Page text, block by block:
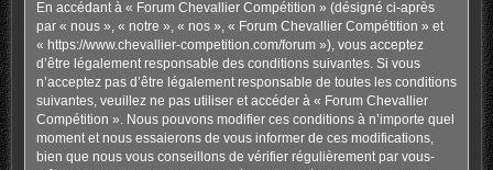
En accédant à « Forum Chevallier Compétition » (désigné ci-après
par « nous », « notre », « nos », « Forum Chevallier Compétition » et
« https://www.chevallier-competition.com/forum »), vous acceptez
d’être légalement responsable des conditions suivantes. Si vous
n’acceptez pas d’être légalement responsable de toutes les conditions
suivantes, veuillez ne pas utiliser et accéder à « Forum Chevallier
Compétition ». Nous pouvons modifier ces conditions à n’importe quel
moment et nous essaierons de vous informer de ces modifications,
bien que nous vous conseillons de vérifier régulièrement par vous-